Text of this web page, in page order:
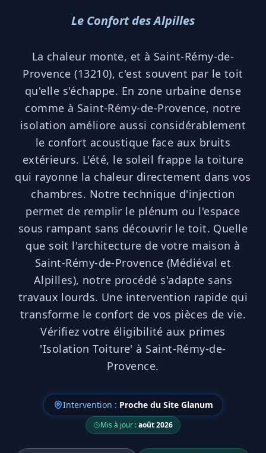
Le Confort des Alpilles
La chaleur monte, et à Saint-Rémy-de-
Provence (13210), c'est souvent par le toit
qu'elle s'échappe. En zone urbaine dense
comme à Saint-Rémy-de-Provence, notre
isolation améliore aussi considérablement
le confort acoustique face aux bruits
extérieurs. L'été, le soleil frappe la toiture
qui rayonne la chaleur directement dans vos
chambres. Notre technique d'injection
permet de remplir le plénum ou l'espace
sous rampant sans découvrir le toit. Quelle
que soit l'architecture de votre maison à
Saint-Rémy-de-Provence (Médiéval et
Alpilles), notre procédé s'adapte sans
travaux lourds. Une intervention rapide qui
transforme le confort de vos pièces de vie.
Vérifiez votre éligibilité aux primes
'Isolation Toiture' à Saint-Rémy-de-
Provence.
Intervention : Proche du Site Glanum
Mis à jour :août 2026